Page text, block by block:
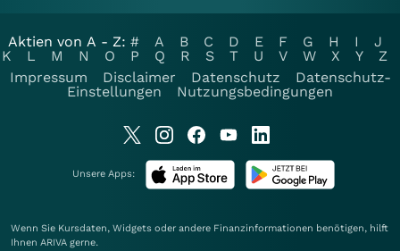
Aktien von A - Z: # A B C D E F G H I
J
K
L M N O P Q R S T U V W X Y
Z
Impressum
Disclaimer Datenschutz
Datenschutz-
Einstellungen
Nutzungsbedingungen
Unsere Apps:
Wenn Sie Kursdaten, Widgets oder andere Finanzinformationen benötigen, hilft
Ihnen ARIVA gerne.